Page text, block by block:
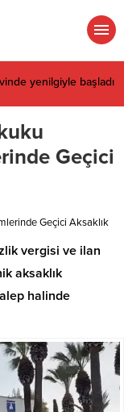
yenilgiyle başladı
Geçici
Geçici Aksaklık
vergisi ve ilan
aksaklık
halinde